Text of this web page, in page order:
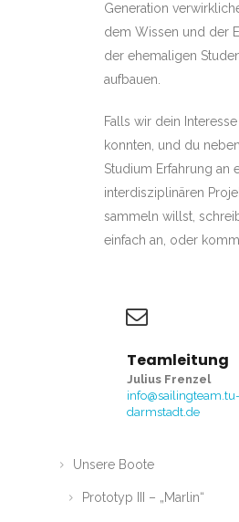
Generation
dem Wissen und der
der ehemaligen
aufbauen.
Falls wir dein
konnten, und du
Studium Erfahrung an
interdisziplinären
sammeln willst,
einfach an, oder
Teamleitung
Julius Frenzel
info@sailingteam.tu-
darmstadt.de
Unsere Boote
Prototyp III – „Marlin“